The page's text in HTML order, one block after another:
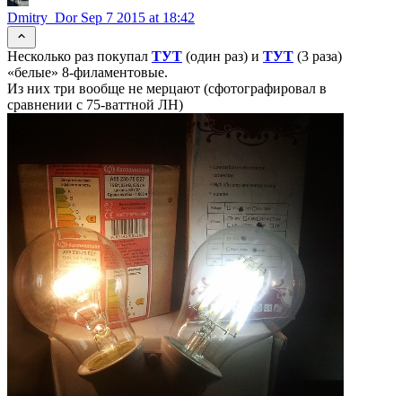
Dmitry_DorSep 7 2015 at 18:42
Несколько раз покупал ТУТ (один раз) и ТУТ (3 раза)
«белые» 8-филаментовые.
Из них три вообще не мерцают (сфотографировал в
сравнении с 75-ваттной ЛН)